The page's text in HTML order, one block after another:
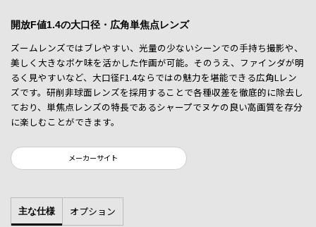
開放F値1.4の大口径・広角単焦点レンズ
ズームレンズではブレやすい、光量の少ないシーンでの手持ち撮影や、
美しく大きなボケ味を活かした作画が可能。そのうえ、ファインダが明
るく見やすいなど、大口径F1.4ならではの魅力を堪能できる広角Lレン
ズです。研削非球面レンズを採用することで各種収差を徹底的に除去し
ており、単焦点レンズの特長であるシャープでヌケの良い高画質を存分
に楽しむことができます。
メーカーサイト
主な仕様 オプション